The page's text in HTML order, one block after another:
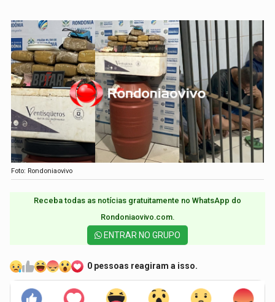
Foto: Rondoniaovivo
Receba todas as notícias gratuitamente no WhatsApp do
Rondoniaovivo.com.​
ENTRAR NO GRUPO
0 pessoas reagiram a isso.